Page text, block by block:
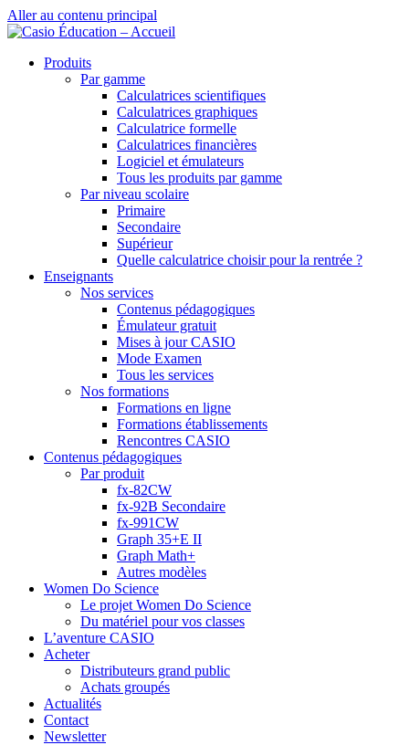
Aller au contenu principal
Produits
Par gamme
Calculatrices scientifiques
Calculatrices graphiques
Calculatrice formelle
Calculatrices financières
Logiciel et émulateurs
Tous les produits par gamme
Par niveau scolaire
Primaire
Secondaire
Supérieur
Quelle calculatrice choisir pour la rentrée ?
Enseignants
Nos services
Contenus pédagogiques
Émulateur gratuit
Mises à jour CASIO
Mode Examen
Tous les services
Nos formations
Formations en ligne
Formations établissements
Rencontres CASIO
Contenus pédagogiques
Par produit
fx-82CW
fx-92B Secondaire
fx-991CW
Graph 35+E II
Graph Math+
Autres modèles
Women Do Science
Le projet Women Do Science
Du matériel pour vos classes
L’aventure CASIO
Acheter
Distributeurs grand public
Achats groupés
Actualités
Contact
Newsletter